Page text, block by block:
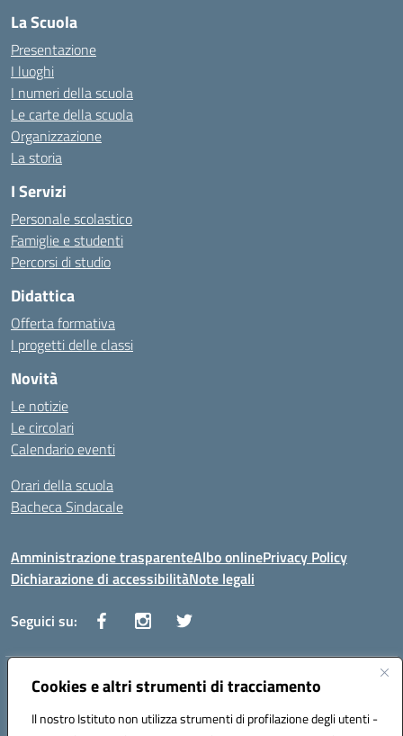
Cookies e altri strumenti di tracciamento
Il nostro Istituto non utilizza strumenti di profilazione degli utenti -
La Scuola
Presentazione
I luoghi
I numeri della scuola
Le carte della scuola
Organizzazione
La storia
I Servizi
Personale scolastico
Famiglie e studenti
Percorsi di studio
Didattica
Offerta formativa
I progetti delle classi
Novità
Le notizie
Le circolari
Calendario eventi
Orari della scuola
Bacheca Sindacale
Amministrazione trasparenteAlbo onlinePrivacy Policy
Dichiarazione di accessibilitàNote legali
Seguici su:
Indirizzo:Via Vaccari n.5 e Via Falcone n.20 - 91025 Marsala
Posta elettronica certificata (PEC):tppm03000q@pec.istruzione.it